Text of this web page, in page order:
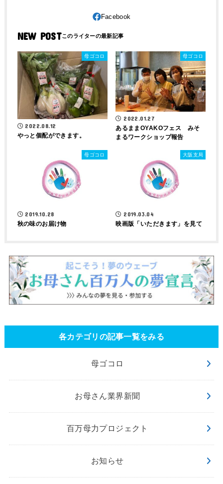
NEW POST
母ゴコロ
2022.08.12
やっと個配ができます。
母ゴコロ
2022.01.27
あるままOYAKOフェス みそ
まるワークショップ報告
母ゴコロ
2019.10.28
秋の味のお届け物
大阪支局
2019.03.04
映画版「いただきます」を見て
各カテゴリの記事一覧をみる
母ゴコロ
お母さん業界新聞
百万母力プロジェクト
お知らせ